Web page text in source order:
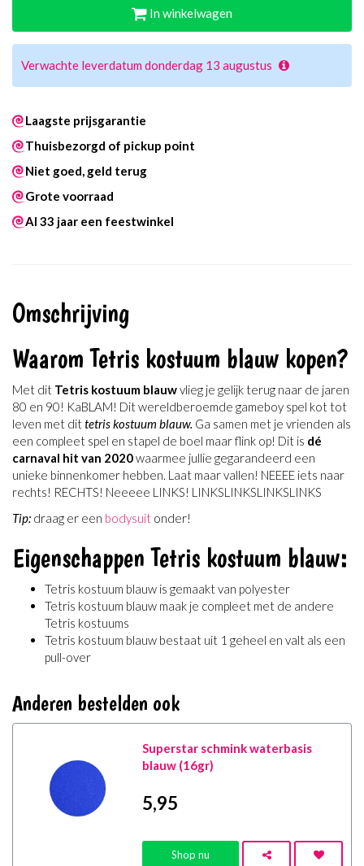
In winkelwagen
Verwachte leverdatum donderdag 13 augustus
Laagste prijsgarantie
Thuisbezorgd of pickup point
Niet goed, geld terug
Grote voorraad
Al 33 jaar een feestwinkel
Omschrijving
Waarom Tetris kostuum blauw kopen?
Met dit Tetris kostuum blauwvlieg je gelijk terug naar de jaren
80 en 90! KaBLAM! Dit wereldberoemde gameboy spel kot tot
leven met dittetris kostuum blauw. Ga samen met je vrienden als
een compleet spel en stapel de boel maar flink op! Dit is dé
carnaval hit van 2020waarmee jullie gegarandeerd een
unieke binnenkomer hebben. Laat maar vallen! NEEEE iets naar
rechts! RECHTS! Neeeee LINKS! LINKSLINKSLINKSLINKS
Tip: draag er een bodysuit onder!
Eigenschappen Tetris kostuum blauw:
Tetris kostuum blauw is gemaakt van polyester
Tetris kostuum blauw maak je compleet met de andere
Tetris kostuums
Tetris kostuum blauw bestaat uit 1 geheel en valt als een
pull-over
Anderen bestelden ook
Superstar schmink waterbasis
blauw (16gr)
5,95
Shop nu